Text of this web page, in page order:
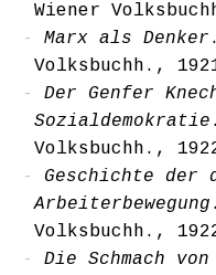
Wiener
Marx als Denker
Volksbuchh.,
Der Genfer
Sozialdemokratie
Volksbuchh.,
Geschichte der
Arbeiterbewegung
Volksbuchh.,
Die Schmach